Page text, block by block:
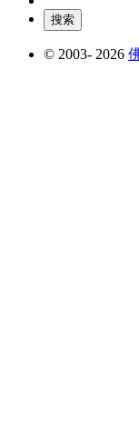
© 2003- 2026